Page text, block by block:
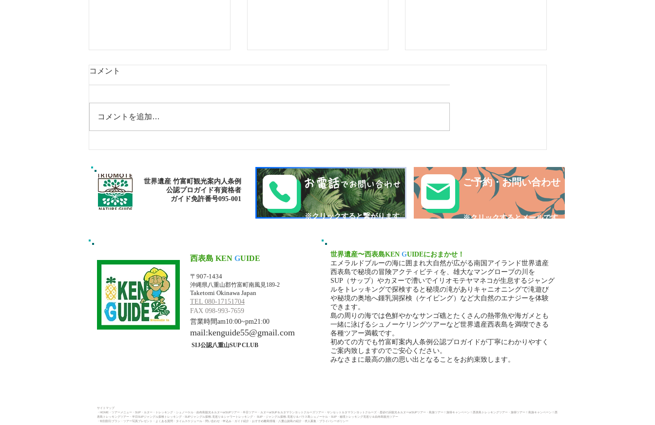
パナリ島シュノーケリング
コメント
コメントを追加…
世界遺産 竹富町観光案内人条例
公認プロガイド有資格者
​ガイド免許番号095-001​​
お電話でお問い合わせ
​※クリックすると繋がります
ご予約・お問い合わせ
​※クリックするとメールです
西表島 KEN GUIDE
〒907-1434
沖縄県八重山郡竹富町南風見189-2
Taketomi Okinawa Japan
TEL 080-17151704
FAX 098-993-7659
営業時間am10:00~pm21:00
mail:kenguide55@gmail.com
SIJ公認八重山SUP CLUB
世界遺産〜西表島KEN GUIDEにおまかせ！
エメラルドブルーの海に囲まれ大自然が広がる南国アイランド世界遺産
西表島で秘境の冒険アクティビティを、雄大なマングローブの川を
SUP（サップ）やカヌーで漕いでイリオモテヤマネコが生息するジャング
ルをトレッキングで探検すると秘境の滝がありキャニオニングで滝遊び
や秘境の奥地へ鍾乳洞探検（ケイビング）など大自然のエナジーを体験
できます。
島の周りの海では色鮮やかなサンゴ礁とたくさんの熱帯魚や海ガメとも
一緒に泳げるシュノーケリングツアーなど世界遺産西表島を満喫できる
各種ツアー満載です。
初めての方でも竹富町案内人条例公認プロガイドが丁寧にわかりやすく
ご案内致しますのでご安心ください。
みなさまに最高の旅の思い出となることをお約束致します。
サイトマップ
・HOME ・ツアーメニュー ・SUP ・カヌー ・トレッキング​ ・シュノーケル・ 由布島観光＆カヌーorSUPツアー ・ 半日ツアー ・ カヌーorSUP＆カタマランヨットクルーズツアー・ サンセットカタマランヨットクルーズ・ 星砂の浜観光＆カヌーorSUPツアー・ 島旅ツアー！旅得キャンペーン！西表島トレッキングツアー・ 旅得ツアー！島旅キャンペーン！西
表島トレッキングツアー・ 半日SUPジャングル探検トレッキング ・ SUPジャングル探検.滝巡り＆シャワートレッキング ・ SUP・ジャングル探検.滝巡り＆バラス島シュノーケル・ SUP・秘境トレッキング滝巡り＆由布島観光ツアー
・ 特別割引プラン ・ ツアー写真プレゼント ・よくある質問 ・タイムスケジュール ・問い合わせ・申込み​ ・ガイド紹介 ・おすすめ離島情報 ・八重山諸島の紹介 ・求人募集 ・プライバシーポリシー